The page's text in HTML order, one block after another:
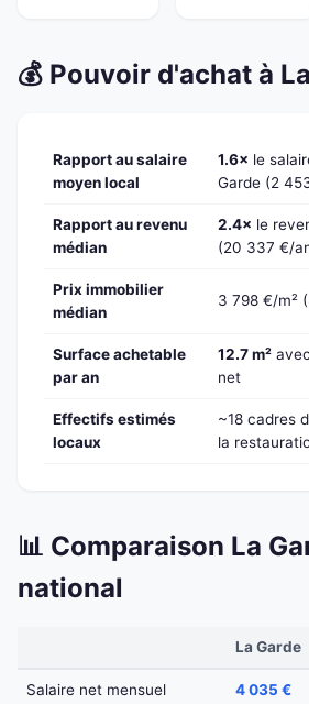
💰 Pouvoir d'achat à
Rapport au salaire
moyen local
1.6× le
Garde (2
Rapport au revenu
médian
2.4× le
(20 337 €/
Prix immobilier
médian
3 798 €/m²
Surface achetable
par an
12.7 m²
net
Effectifs estimés
locaux
~18 cadres
la
📊 Comparaison La
national
La Garde
Salaire net mensuel 4 035 €